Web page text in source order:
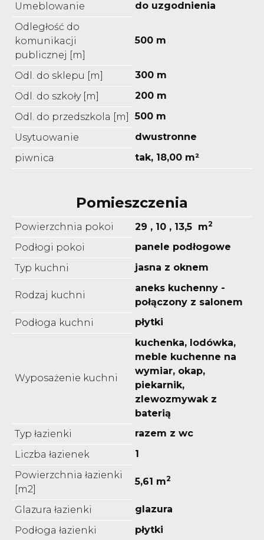
Umeblowanie
do uzgodnienia
Odległość do
komunikacji
publicznej [m]
500 m
Odl. do sklepu [m]
300 m
Odl. do szkoły [m]
200 m
Odl. do przedszkola [m]
500 m
Usytuowanie
dwustronne
piwnica
tak, 18,00 m²
Pomieszczenia
Powierzchnia pokoi 29 , 10 , 13,5 m2
Podłogi pokoi
panele podłogowe
Typ kuchni
jasna z oknem
Rodzaj kuchni
aneks kuchenny -
połączony z salonem
Podłoga kuchni
płytki
Wyposażenie kuchni
kuchenka, lodówka,
meble kuchenne na
wymiar, okap,
piekarnik,
zlewozmywak z
baterią
Typ łazienki
razem z wc
Liczba łazienek
1
Powierzchnia łazienki
[m2]
5,61 m2
Glazura łazienki
glazura
Podłoga łazienki
płytki